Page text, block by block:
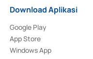
Download Aplikasi
Google Play
App Store
Windows App